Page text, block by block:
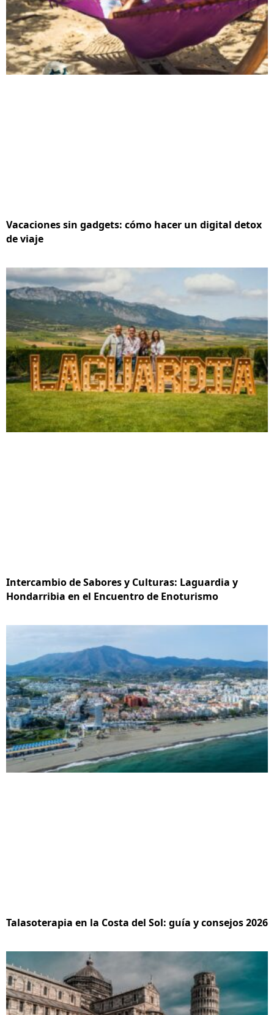
Vacaciones sin gadgets: cómo hacer un digital detox
de viaje
Intercambio de Sabores y Culturas: Laguardia y
Hondarribia en el Encuentro de Enoturismo
Talasoterapia en la Costa del Sol: guía y consejos 2026